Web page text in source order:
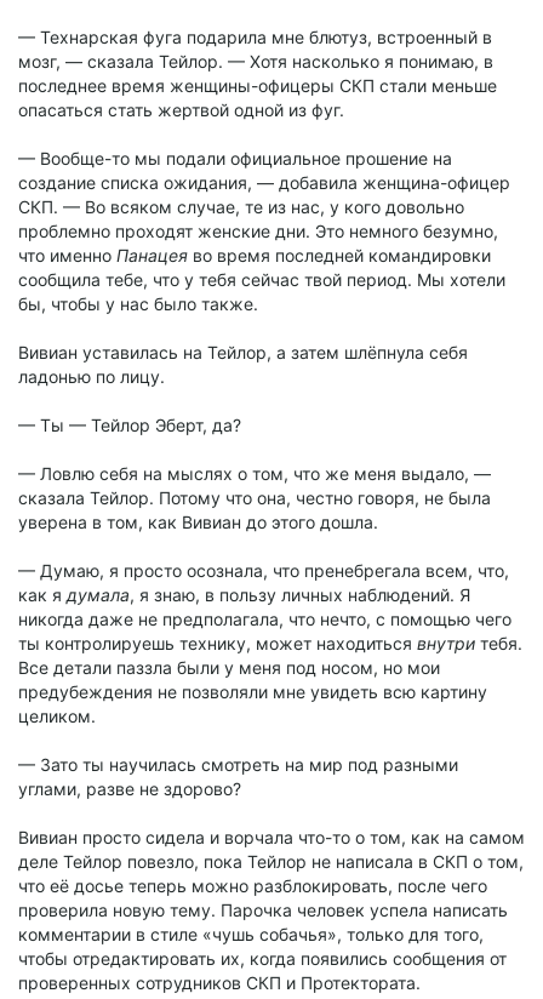
— Технарская фуга подарила мне блютуз, встроенный в
мозг, — сказала Тейлор. — Хотя насколько я понимаю, в
последнее время женщины-офицеры СКП стали меньше
опасаться стать жертвой одной из фуг.
— Вообще-то мы подали официальное прошение на
создание списка ожидания, — добавила женщина-офицер
СКП. — Во всяком случае, те из нас, у кого довольно
проблемно проходят женские дни. Это немного безумно,
что именно Панацея во время последней командировки
сообщила тебе, что у тебя сейчас твой период. Мы хотели
бы, чтобы у нас было также.
Вивиан уставилась на Тейлор, а затем шлёпнула себя
ладонью по лицу.
— Ты — Тейлор Эберт, да?
— Ловлю себя на мыслях о том, что же меня выдало, —
сказала Тейлор. Потому что она, честно говоря, не была
уверена в том, как Вивиан до этого дошла.
— Думаю, я просто осознала, что пренебрегала всем, что,
как я думала, я знаю, в пользу личных наблюдений. Я
никогда даже не предполагала, что нечто, с помощью чего
ты контролируешь технику, может находиться внутри тебя.
Все детали паззла были у меня под носом, но мои
предубеждения не позволяли мне увидеть всю картину
целиком.
— Зато ты научилась смотреть на мир под разными
углами, разве не здорово?
Вивиан просто сидела и ворчала что-то о том, как на самом
деле Тейлор повезло, пока Тейлор не написала в СКП о том,
что её досье теперь можно разблокировать, после чего
проверила новую тему. Парочка человек успела написать
комментарии в стиле «чушь собачья», только для того,
чтобы отредактировать их, когда появились сообщения от
проверенных сотрудников СКП и Протектората.